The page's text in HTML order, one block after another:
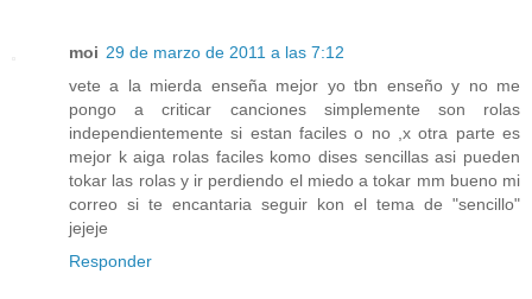
moi 29 de marzo de 2011 a las 7:12
vete a la mierda enseña mejor yo tbn enseño y no me
pongo a criticar canciones simplemente son rolas
independientemente si estan faciles o no ,x otra parte es
mejor k aiga rolas faciles komo dises sencillas asi pueden
tokar las rolas y ir perdiendo el miedo a tokar mm bueno mi
correo si te encantaria seguir kon el tema de "sencillo"
jejeje
Responder